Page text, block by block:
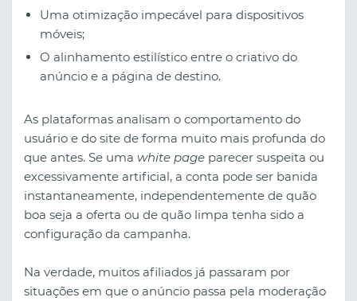
Uma otimização impecável para dispositivos
móveis;
O alinhamento estilístico entre o criativo do
anúncio e a página de destino.
As plataformas analisam o comportamento do
usuário e do site de forma muito mais profunda do
que antes. Se uma white page parecer suspeita ou
excessivamente artificial, a conta pode ser banida
instantaneamente, independentemente de quão
boa seja a oferta ou de quão limpa tenha sido a
configuração da campanha.
Na verdade, muitos afiliados já passaram por
situações em que o anúncio passa pela moderação